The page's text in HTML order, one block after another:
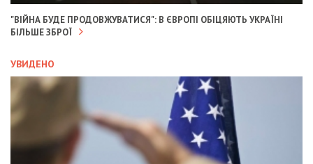
"ВІЙНА БУДЕ ПРОДОВЖУВАТИСЯ": В ЄВРОПІ ОБІЦЯЮТЬ УКРАЇНІ
БІЛЬШЕ ЗБРОЇ
УВИДЕНО